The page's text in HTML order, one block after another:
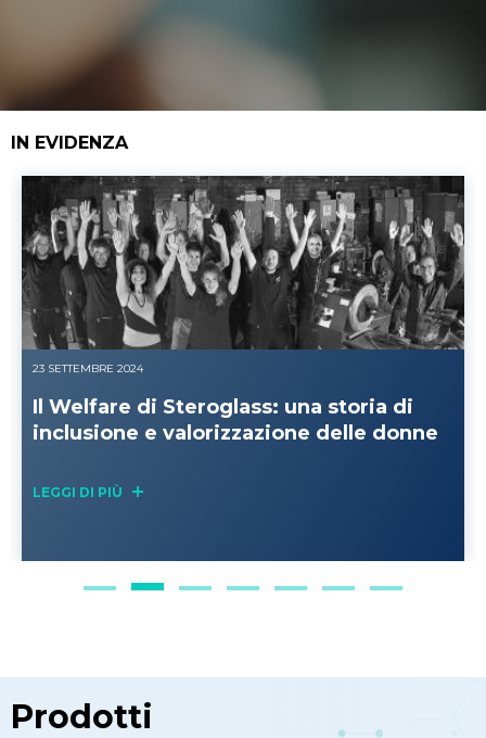
IN EVIDENZA
23 SETTEMBRE 2024
Il Welfare di Steroglass: una storia di
inclusione e valorizzazione delle donne
LEGGI DI PIÙ
Prodotti